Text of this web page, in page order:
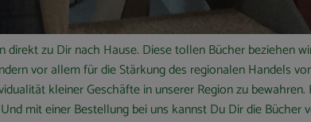
zu Dir nach Hause. Diese tollen Bücher beziehen
vor allem für die Stärkung des regionalen Handels
kleiner Geschäfte in unserer Region zu
mit einer Bestellung bei uns kannst Du Dir die Bücher